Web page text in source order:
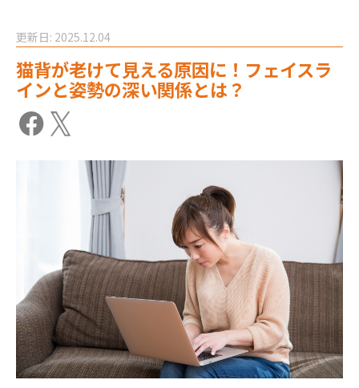
更新日: 2025.12.04
猫背が老けて見える原因に！フェイスラ
インと姿勢の深い関係とは？